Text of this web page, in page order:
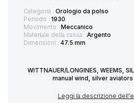
Categoria : Orologio da polso
Periodo : 1930
Movimento : Meccanico
Materiale della cassa : Argento
Dimensioni : 47.5 mm
WITTNAUER/LONGINES, WEEMS,
manual wind, silver
Leggi la descrizione